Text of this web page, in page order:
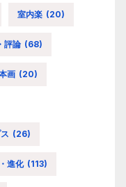
室内楽 (20)
評論 (68)
画 (20)
(26)
進化 (113)